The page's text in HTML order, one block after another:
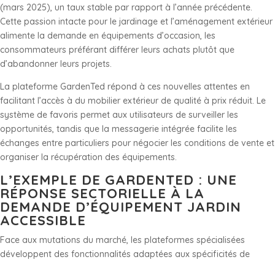
(mars 2025), un taux stable par rapport à l’année précédente.
Cette passion intacte pour le jardinage et l’aménagement extérieur
alimente la demande en équipements d’occasion, les
consommateurs préférant différer leurs achats plutôt que
d’abandonner leurs projets.
La plateforme GardenTed répond à ces nouvelles attentes en
facilitant l’accès à du mobilier extérieur de qualité à prix réduit. Le
système de favoris permet aux utilisateurs de surveiller les
opportunités, tandis que la messagerie intégrée facilite les
échanges entre particuliers pour négocier les conditions de vente et
organiser la récupération des équipements.
L’EXEMPLE DE GARDENTED : UNE
RÉPONSE SECTORIELLE À LA
DEMANDE D’ÉQUIPEMENT JARDIN
ACCESSIBLE
Face aux mutations du marché, les plateformes spécialisées
développent des fonctionnalités adaptées aux spécificités de